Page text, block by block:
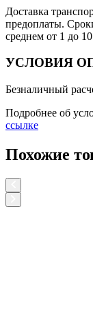
Доставка
предоплаты.
среднем от 1 до
УСЛОВИЯ
Безналичный
Подробнее об
ссылке
Похожие